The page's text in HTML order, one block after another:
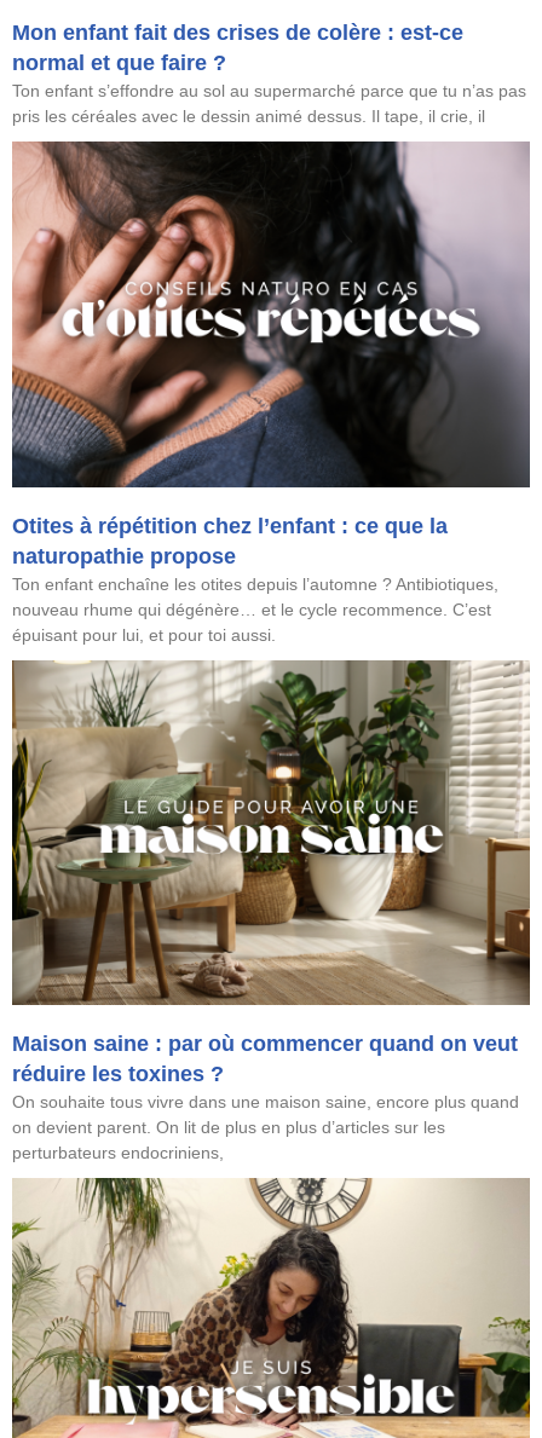
Mon enfant fait des crises de colère : est-ce
normal et que faire ?
Ton enfant s’effondre au sol au supermarché parce que tu n’as pas
pris les céréales avec le dessin animé dessus. Il tape, il crie, il
Otites à répétition chez l’enfant : ce que la
naturopathie propose
Ton enfant enchaîne les otites depuis l’automne ? Antibiotiques,
nouveau rhume qui dégénère… et le cycle recommence. C’est
épuisant pour lui, et pour toi aussi.
Maison saine : par où commencer quand on veut
réduire les toxines ?
On souhaite tous vivre dans une maison saine, encore plus quand
on devient parent. On lit de plus en plus d’articles sur les
perturbateurs endocriniens,